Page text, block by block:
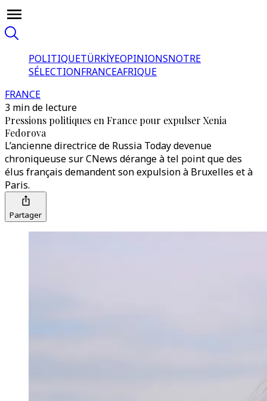
POLITIQUETÜRKİYEOPINIONSNOTRE
SÉLECTIONFRANCEAFRIQUE
FRANCE
3 min de lecture
Pressions politiques en France pour expulser Xenia
Fedorova
L’ancienne directrice de Russia Today devenue
chroniqueuse sur CNews dérange à tel point que des
élus français demandent son expulsion à Bruxelles et à
Paris.
Partager